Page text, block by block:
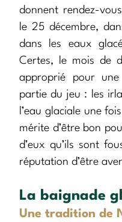
donnent rendez-
le 25 décembre,
dans les eaux
Certes, le mois de
approprié pour
partie du jeu : les
l’eau glaciale une
mérite d’être bon
d’eux qu’ils sont
réputation d’être
La baignade
Une tradition de